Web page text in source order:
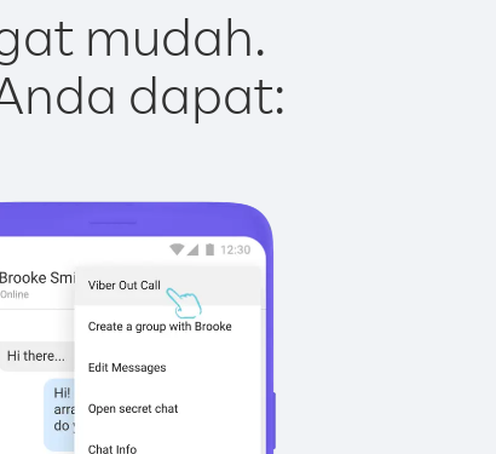
mudah.
dapat: